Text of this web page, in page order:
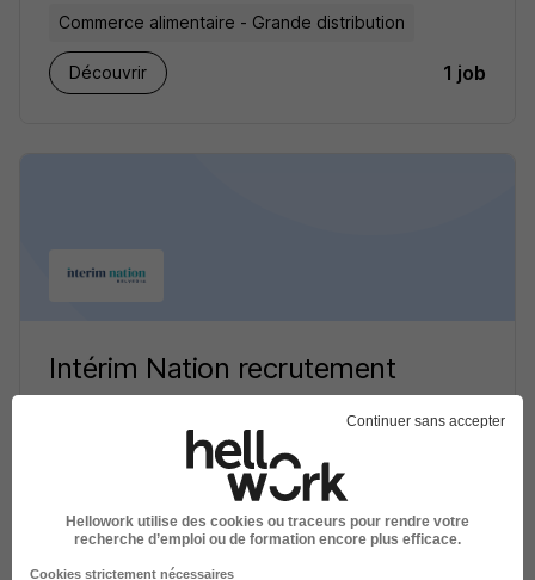
Commerce alimentaire - Grande distribution
Découvrir 1 job
Intérim Nation recrutement
Recrutement - Placement - Conseils RHContinuer sans accepter
Hellowork utilise des cookies ou traceurs pour rendre votre
recherche d’emploi ou de formation encore plus efficace.
Cookies strictement nécessaires